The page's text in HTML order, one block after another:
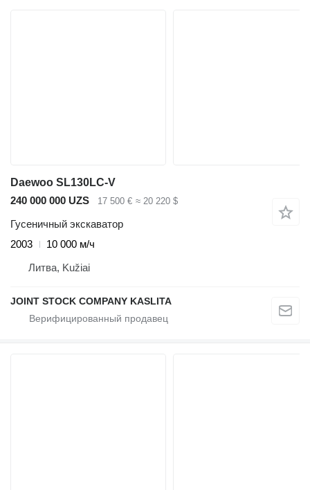
Daewoo SL130LC-V
240 000 000 UZS
17 500 € ≈ 20 220 $
Гусеничный экскаватор
2003
10 000 м/ч
Литва, Kužiai
JOINT STOCK COMPANY KASLITA